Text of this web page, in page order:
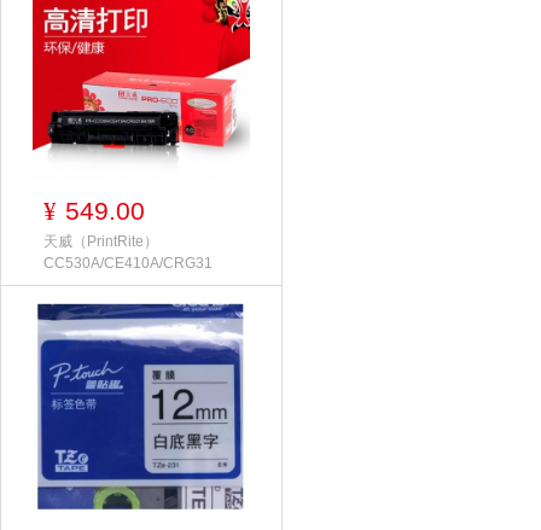
¥ 549.00
天威（PrintRite）
CC530A/CE410A/CRG31